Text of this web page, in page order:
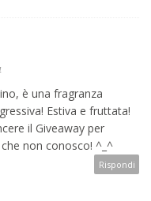
è una fragranza
Estiva e fruttata!
il Giveaway per
non conosco! ^_^
Rispondi